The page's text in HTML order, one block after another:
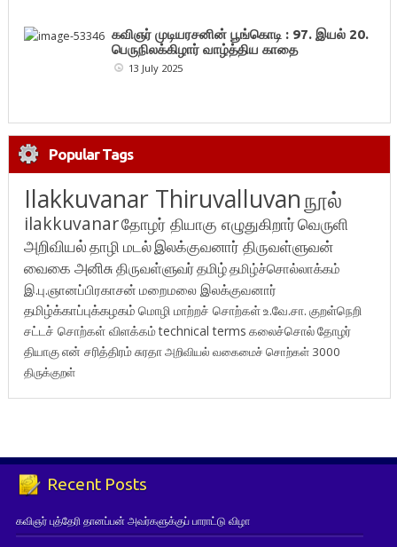
கவிஞர் முடியரசனின் பூங்கொடி : 97. இயல் 20.
பெருநிலக்கிழார் வாழ்த்திய காதை
13 July 2025
Popular Tags
Ilakkuvanar Thiruvalluvanநூல்
ilakkuvanarதோழர் தியாகு எழுதுகிறார்வெருளி
அறிவியல்தாழி மடல்இலக்குவனார் திருவள்ளுவன்
வைகை அனிசுதிருவள்ளுவர்தமிழ்தமிழ்ச்சொல்லாக்கம்
இ.பு.ஞானப்பிரகாசன் மறைமலை இலக்குவனார்
தமிழ்க்காப்புக்கழகம் மொழி மாற்றச் சொற்கள்உ.வே.சா. குறள்நெறி
சட்டச் சொற்கள் விளக்கம்technical terms கலைச்சொல்தோழர்
தியாகுஎன் சரித்திரம்சுரதாஅறிவியல் வகைமைச் சொற்கள் 3000
திருக்குறள்
Recent Posts
கவிஞர் புத்தேரி தானப்பன் அவர்களுக்குப் பாராட்டு விழா